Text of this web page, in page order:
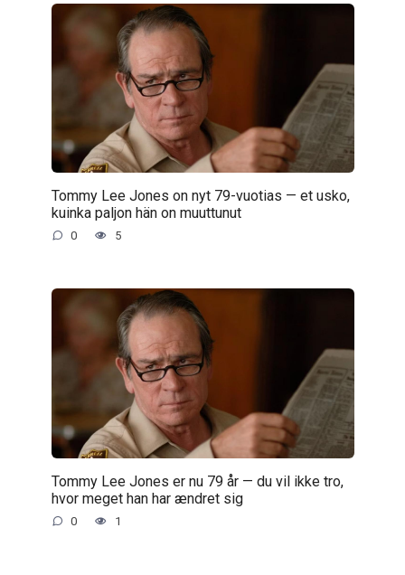
Tommy Lee Jones on nyt 79-vuotias — et usko,
kuinka paljon hän on muuttunut
0 5
Tommy Lee Jones er nu 79 år — du vil ikke tro,
hvor meget han har ændret sig
0 1